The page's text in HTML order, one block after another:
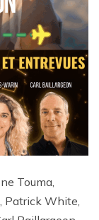
Touma,
Patrick White,